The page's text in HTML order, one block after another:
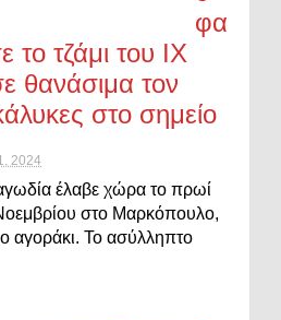
φα
το τζάμι του ΙΧ
θανάσιμα τον
στο σημείο
2024
έλαβε χώρα το πρωί
στο Μαρκόπουλο,
αγοράκι. Το ασύλληπτο